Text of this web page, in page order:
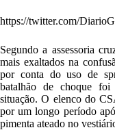
https://twitter.com/
Segundo a assessoria
mais exaltados na
por conta do uso de
batalhão de choque
situação. O elenco do
por um longo período
pimenta ateado no